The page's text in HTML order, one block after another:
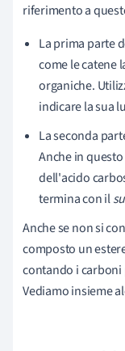
riferimento a
La prima parte
come le catene
organiche.
indicare la sua
La seconda
Anche in
dell'acido
termina con il
Anche se non si
composto un
contando i carboni
Vediamo insieme